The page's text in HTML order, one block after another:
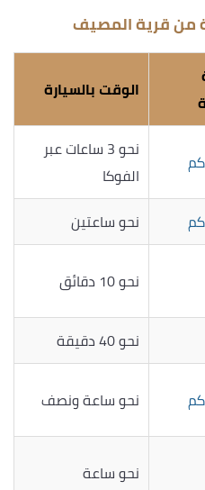
من قرية المصيف
الوقت بالسيارة
نحو 3 ساعات عبر
الفوكا
نحو ساعتين
نحو 10 دقائق
نحو 40 دقيقة
نحو ساعة ونصف
نحو ساعة